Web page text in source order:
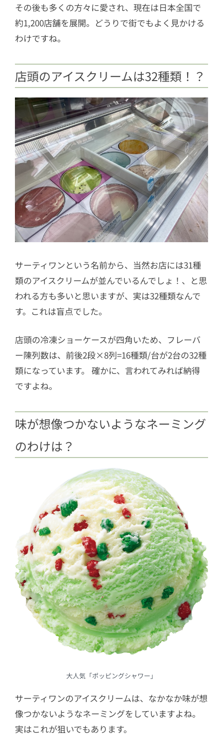
その後も多くの方々に愛され、現在は日本全国で
約1,200店舗を展開。どうりで街でもよく見かける
わけですね。
店頭のアイスクリームは32種類！？
サーティワンという名前から、当然お店には31種
類のアイスクリームが並んでいるんでしょ！、と思
われる方も多いと思いますが、実は32種類なんで
す。これは盲点でした。
店頭の冷凍ショーケースが四角いため、フレーバ
ー陳列数は、前後2段×8列=16種類/台が2台の32種
類になっています。 確かに、言われてみれば納得
ですよね。
味が想像つかないようなネーミング
のわけは？
大人気「ポッピングシャワー」
サーティワンのアイスクリームは、なかなか味が想
像つかないようなネーミングをしていますよね。
実はこれが狙いでもあります。